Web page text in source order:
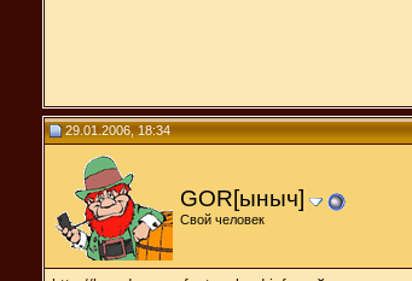
29.01.2006, 18:34
GOR[ыныч]
Свой человек